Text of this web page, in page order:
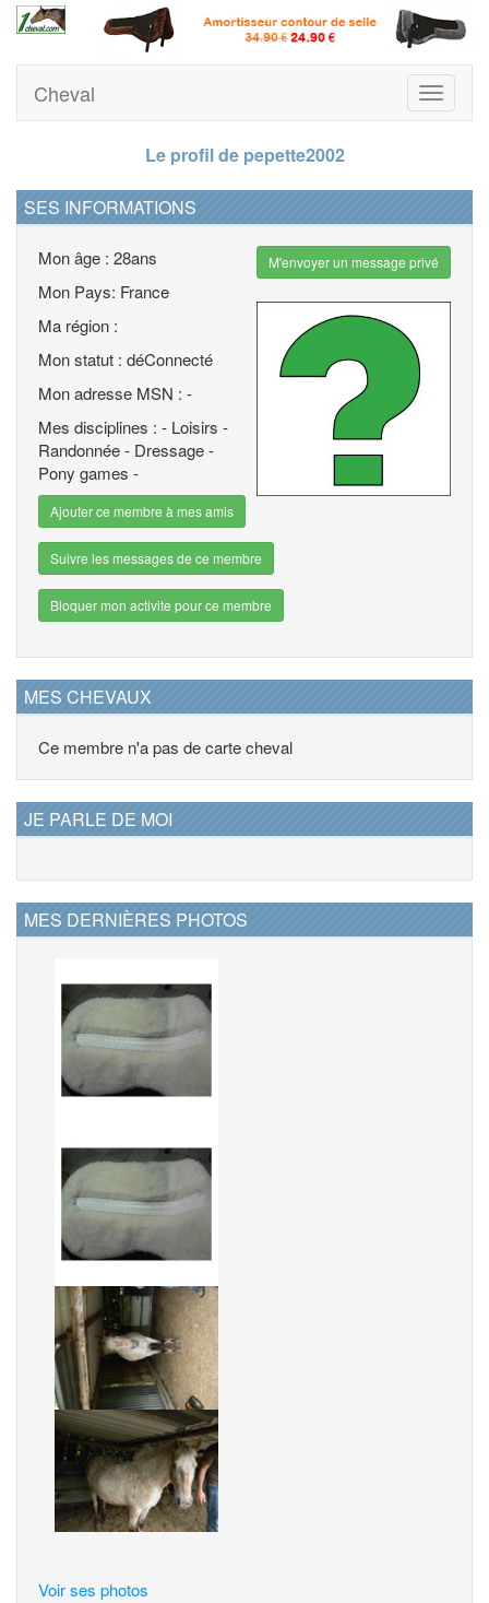
Toggle
Cheval
Le profil de pepette2002
SES INFORMATIONS
Mon âge : 28ans
Mon Pays: France
Ma région :
Mon statut : déConnecté
Mon adresse MSN : -
Mes disciplines : - Loisirs -
Randonnée - Dressage -
Pony games -
Ajouter ce membre à mes amis
Suivre les messages de ce membre
Bloquer mon activite pour ce membre
M'envoyer un message privé
MES CHEVAUX
Ce membre n'a pas de carte cheval
JE PARLE DE MOI
MES DERNIÈRES PHOTOS
Voir ses photos